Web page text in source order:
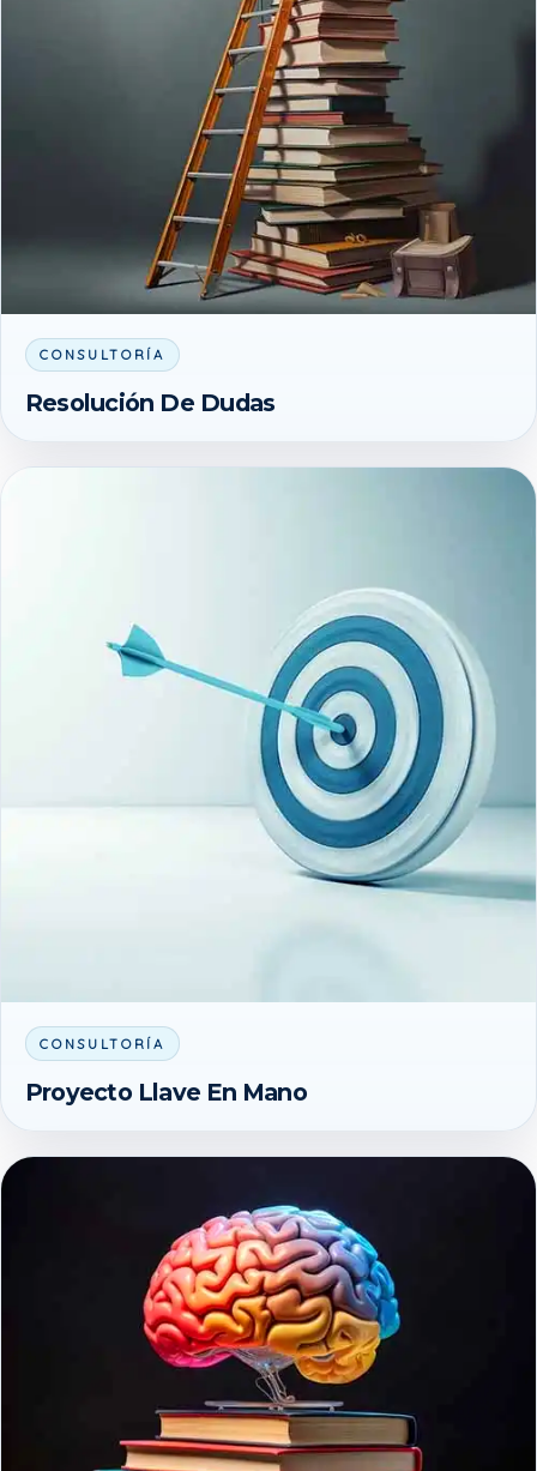
CONSULTORÍA
Resolución De Dudas
CONSULTORÍA
Proyecto Llave En Mano